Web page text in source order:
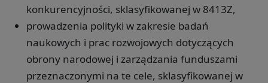
konkurencyjności, sklasyfikowanej w 8413Z,
prowadzenia polityki w zakresie badań
naukowych i prac rozwojowych dotyczących
obrony narodowej i zarządzania funduszami
przeznaczonymi na te cele, sklasyfikowanej w